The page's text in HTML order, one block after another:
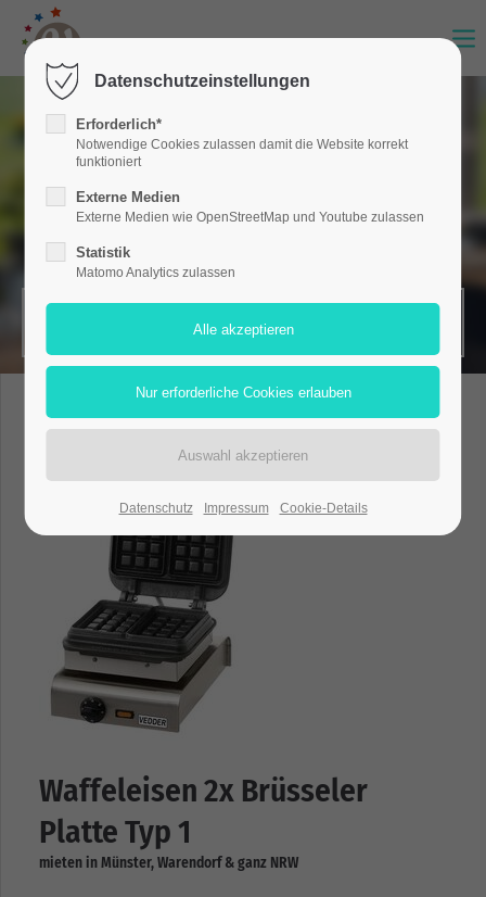
MERKZETTEL (0)
Waffeleisen 2x Brüsseler
Platte Typ 1
mieten in Münster, Warendorf & ganz NRW
Datenschutzeinstellungen
Erforderlich*
Notwendige Cookies zulassen damit die Website korrekt
funktioniert
Externe Medien
Externe Medien wie OpenStreetMap und Youtube zulassen
Statistik
Matomo Analytics zulassen
Datenschutz Impressum Cookie-Details